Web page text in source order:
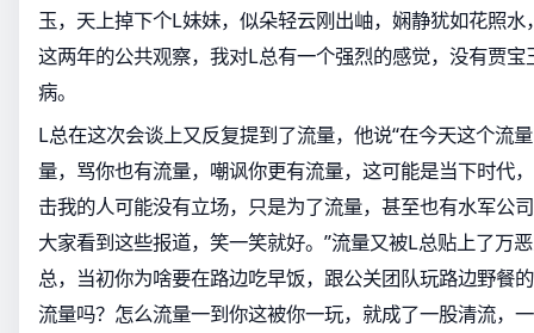
玉，天上掉下个L妹妹，似朵轻云刚出岫，娴静犹如花照
这两年的公共观察，我对L总有一个强烈的感觉，没有贾
病。
L总在这次会谈上又反复提到了流量，他说“在今天这个流
量，骂你也有流量，嘲讽你更有流量，这可能是当下时代
击我的人可能没有立场，只是为了流量，甚至也有水军公
大家看到这些报道，笑一笑就好。”流量又被L总贴上了万
总，当初你为啥要在路边吃早饭，跟公关团队玩路边野餐
流量吗？怎么流量一到你这被你一玩，就成了一股清流，